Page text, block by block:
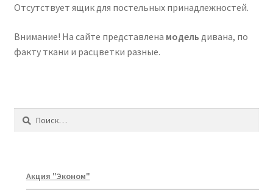
Отсутствует ящик для постельных принадлежностей.
Внимание! На сайте представлена модель дивана, по
факту ткани и расцветки разные.
Найти:
Акция "Эконом"